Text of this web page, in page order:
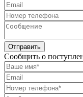
Отправить
Сообщить о